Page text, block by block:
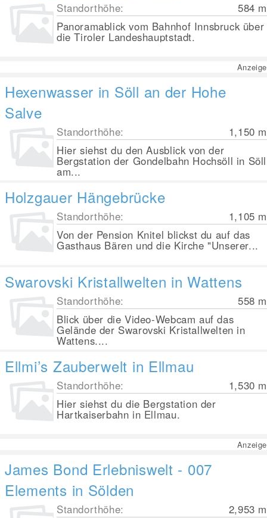
Standorthöhe: 584 m
Panoramablick vom Bahnhof Innsbruck über
die Tiroler Landeshauptstadt.
Anzeige
Hexenwasser in Söll an der Hohe
Salve
Standorthöhe: 1,150 m
Hier siehst du den Ausblick von der
Bergstation der Gondelbahn Hochsöll in Söll
am...
Holzgauer Hängebrücke
Standorthöhe: 1,105 m
Von der Pension Knitel blickst du auf das
Gasthaus Bären und die Kirche "Unserer...
Swarovski Kristallwelten in Wattens
Standorthöhe: 558 m
Blick über die Video-Webcam auf das
Gelände der Swarovski Kristallwelten in
Wattens....
Ellmi’s Zauberwelt in Ellmau
Standorthöhe: 1,530 m
Hier siehst du die Bergstation der
Hartkaiserbahn in Ellmau.
Anzeige
James Bond Erlebniswelt - 007
Elements in Sölden
Standorthöhe: 2,953 m